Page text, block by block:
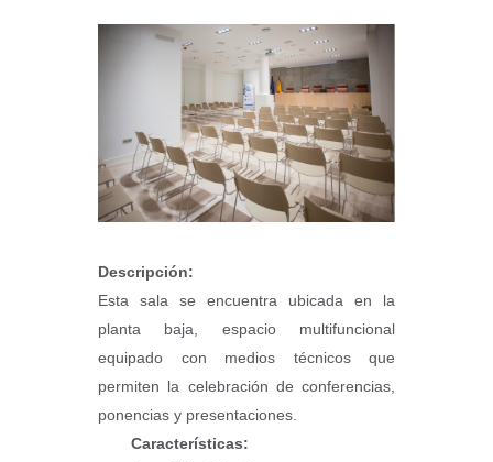
Descripción:
Esta sala se encuentra ubicada en la
planta baja, espacio multifuncional
equipado con medios técnicos que
permiten la celebración de conferencias,
ponencias y presentaciones.
Características: